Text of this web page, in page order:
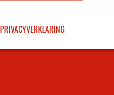
PRIVACYVERKLARING